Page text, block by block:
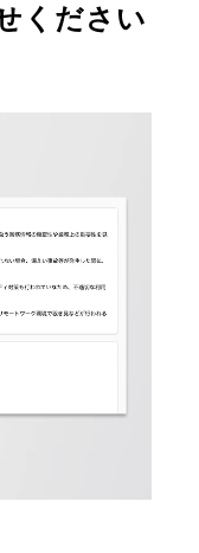
ください